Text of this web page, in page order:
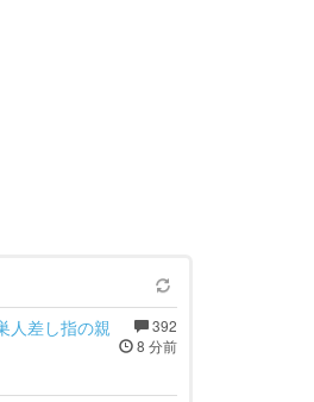
392
8 分前
人差し指の親